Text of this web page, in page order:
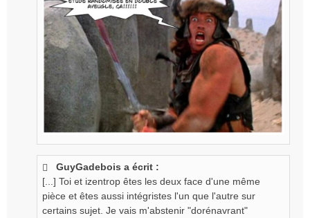
GuyGadebois a écrit :
[...] Toi et izentrop êtes les deux face d'une même
pièce et êtes aussi intégristes l'un que l'autre sur
certains sujet. Je vais m'abstenir "dorénavrant"